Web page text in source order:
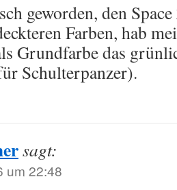
geworden, den
Farben, hab
Grundfarbe das
Schulterpanzer).
sagt:
um 22:48